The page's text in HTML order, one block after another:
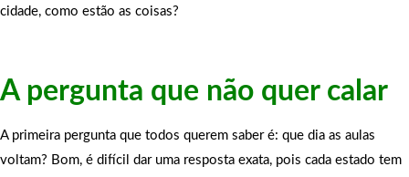
cidade, como estão as coisas?
A pergunta que não quer calar
A primeira pergunta que todos querem saber é: que dia as aulas
voltam? Bom, é difícil dar uma resposta exata, pois cada estado tem